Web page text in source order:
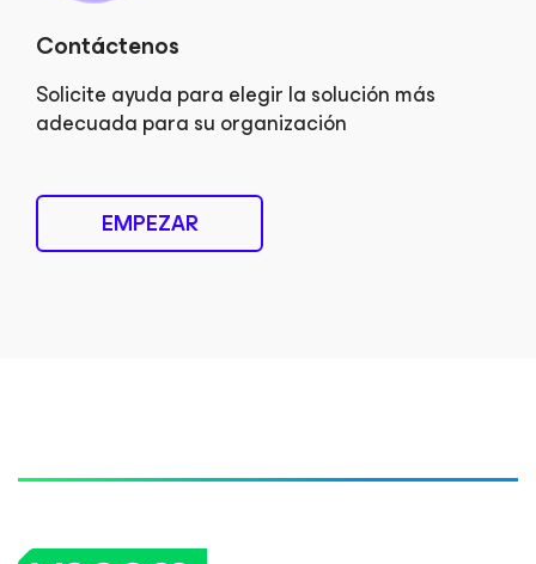
Contáctenos
Solicite ayuda para elegir la solución más
adecuada para su organización
EMPEZAR